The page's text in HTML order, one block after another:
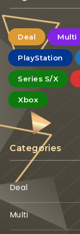
Deal Multi
PlayStation
Series S/X
Xbox
Categories
Deal
Multi